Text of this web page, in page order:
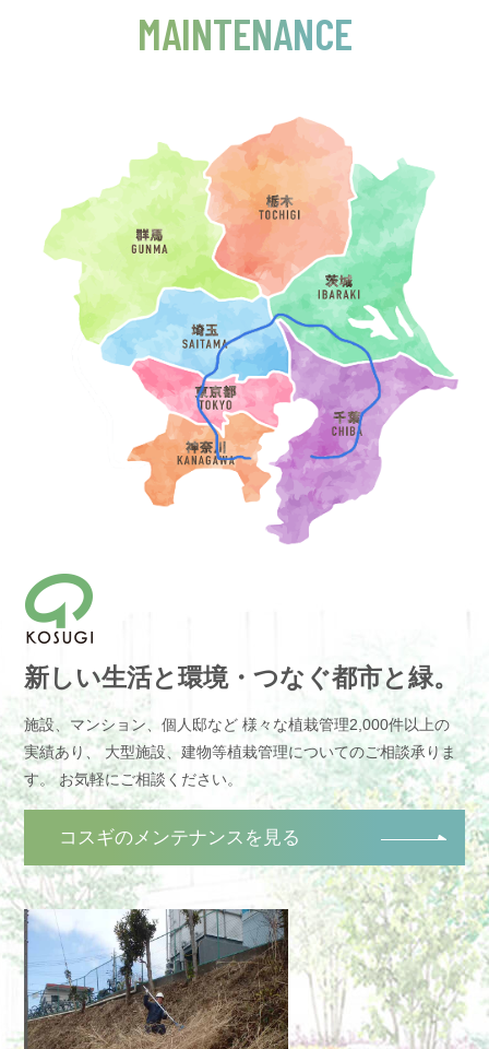
MAINTENANCE
新しい生活と環境・つなぐ都市と緑。
施設、マンション、個人邸など 様々な植栽管理2,000件以上の
実績あり、 大型施設、建物等植栽管理についてのご相談承りま
す。お気軽にご相談ください。
コスギのメンテナンスを見る